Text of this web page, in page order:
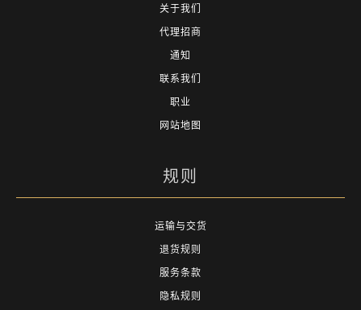
关于我们
代理招商
通知
联系我们
职业
网站地图
规则
运输与交货
退货规则
服务条款
隐私规则